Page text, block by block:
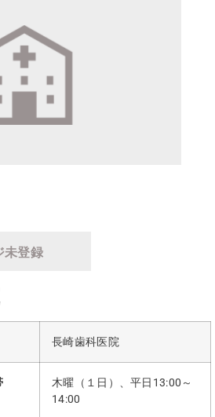
未登録
長崎歯科医院
木曜（１日）、平日13:00～
14:00